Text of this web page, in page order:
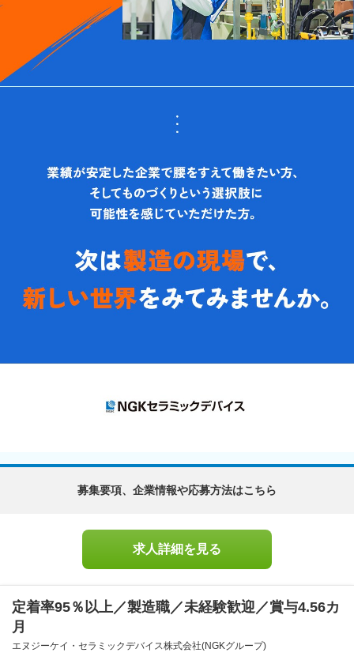
募集要項、企業情報や応募方法はこちら
求人詳細を見る
定着率95％以上／製造職／未経験歓迎／賞与4.56カ
月
エヌジーケイ・セラミックデバイス株式会社(NGKグループ)